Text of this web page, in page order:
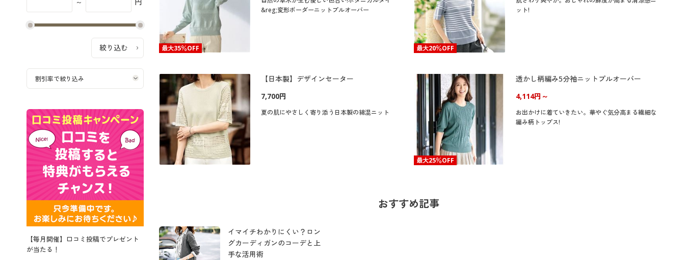
最大35％OFF
&reg;変形ボーダーニットプルオーバー
最大20％OFF
ット!
【日本製】デザインセーター
7,700円
夏の肌にやさしく寄り添う日本製の綿混ニット
最大25％OFF
透かし柄編み5分袖ニットプルオーバー
4,114円～
お出かけに着ていきたい。華やぐ気分高まる繊細な
編み柄トップス!
おすすめ記事
イマイチわかりにくい？ロン
グカーディガンのコーデと上
手な活用術
【毎月開催】口コミ投稿でプレゼント
が当たる！